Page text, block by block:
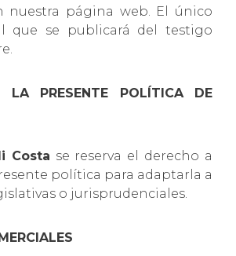
nuestra página web. El único
que se publicará del testigo
LA PRESENTE POLÍTICA DE
Costa se reserva el derecho a
política para adaptarla a
o jurisprudenciales.